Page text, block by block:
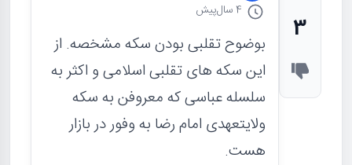
3
4 سال پیش
بوضوح تقلبی بودن سکه مشخصه. از
این سکه های تقلبی اسلامی و اکثر به
سلسله عباسی که معروفن به سکه
ولایتعهدی امام رضا به وفور در بازار
هست.